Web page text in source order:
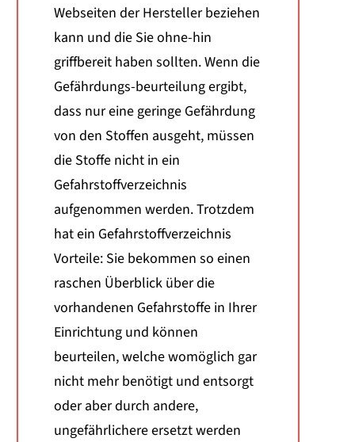
Webseiten der Hersteller beziehen
kann und die Sie ohne-hin
griffbereit haben sollten. Wenn die
Gefährdungs-beurteilung ergibt,
dass nur eine geringe Gefährdung
von den Stoffen ausgeht, müssen
die Stoffe nicht in ein
Gefahrstoffverzeichnis
aufgenommen werden. Trotzdem
hat ein Gefahrstoffverzeichnis
Vorteile: Sie bekommen so einen
raschen Überblick über die
vorhandenen Gefahrstoffe in Ihrer
Einrichtung und können
beurteilen, welche womöglich gar
nicht mehr benötigt und entsorgt
oder aber durch andere,
ungefährlichere ersetzt werden